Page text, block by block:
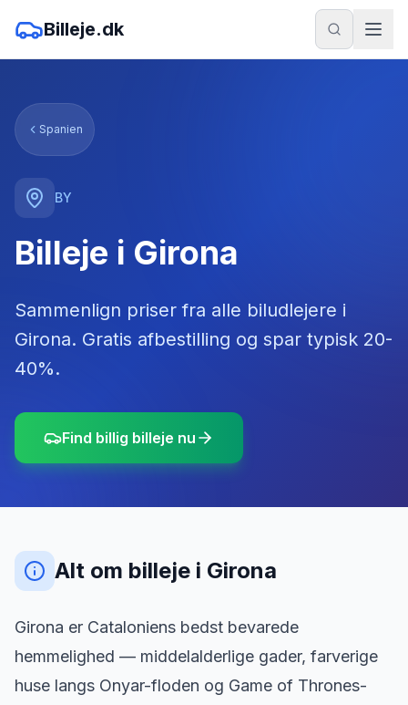
Billeje.dk
Spanien
BY
Billeje i Girona
Sammenlign priser fra alle biludlejere i
Girona. Gratis afbestilling og spar typisk 20-
40%.
Find billig billeje nu
Alt om billeje i Girona
Girona er Cataloniens bedst bevarede
hemmelighed — middelalderlige gader, farverige
huse langs Onyar-floden og Game of Thrones-